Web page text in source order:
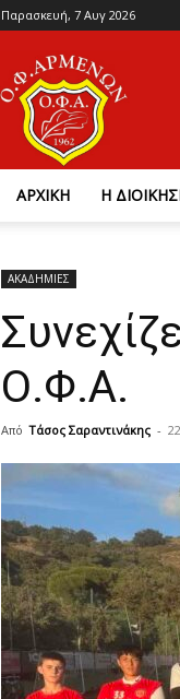
Παρασκευή, 7 Αυγ 2026
ΑΡΧΙΚΗ Η
ΑΚΑΔΗΜΙΕΣ
Ο.Φ.Α.
Από Τάσος Σαραντινάκης -